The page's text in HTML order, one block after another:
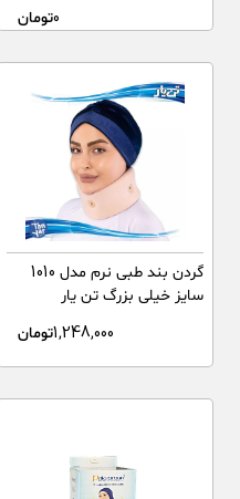
0تومان
گردن بند طبی نرم مدل 1010
سایز خیلی بزرگ تن یار
1,248,000تومان